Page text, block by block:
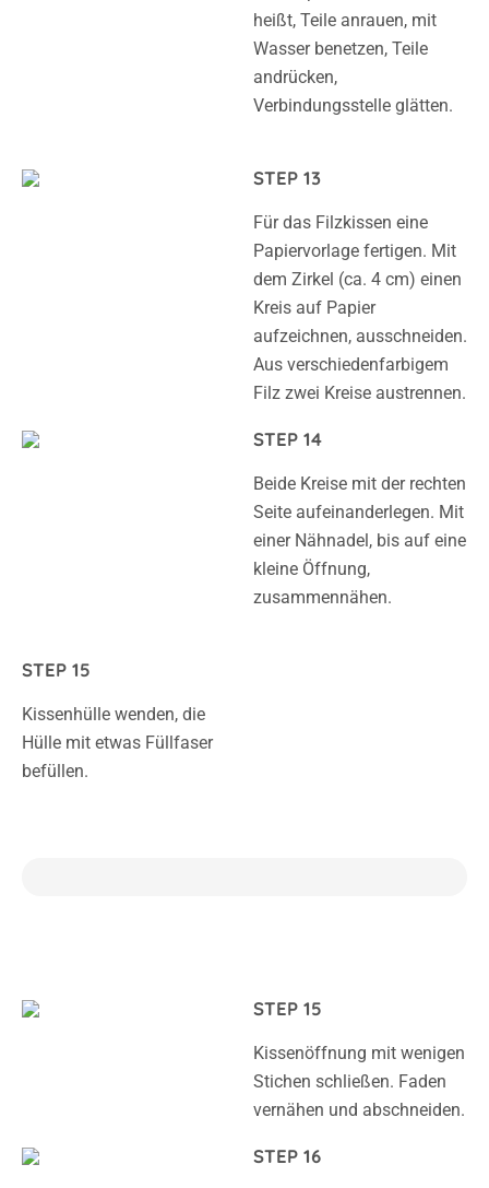
heißt, Teile anrauen, mit
Wasser benetzen, Teile
andrücken,
Verbindungsstelle glätten.
STEP 13
Für das Filzkissen eine
Papiervorlage fertigen. Mit
dem Zirkel (ca. 4 cm) einen
Kreis auf Papier
aufzeichnen, ausschneiden.
Aus verschiedenfarbigem
Filz zwei Kreise austrennen.
STEP 14
Beide Kreise mit der rechten
Seite aufeinanderlegen. Mit
einer Nähnadel, bis auf eine
kleine Öffnung,
zusammennähen.
STEP 15
Kissenhülle wenden, die
Hülle mit etwas Füllfaser
befüllen.
STEP 15
Kissenöffnung mit wenigen
Stichen schließen. Faden
vernähen und abschneiden.
STEP 16